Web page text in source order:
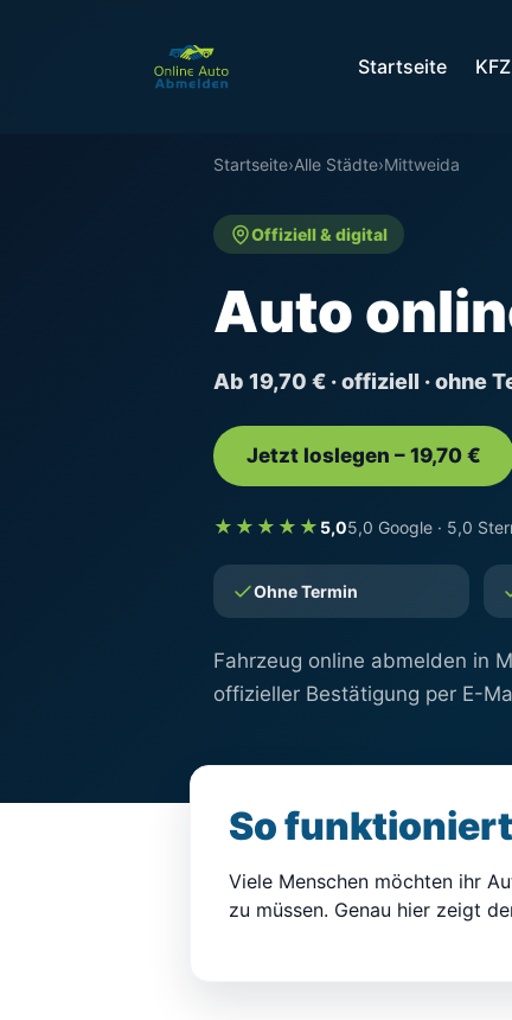
Startseite
Startseite›Alle Städte›Mittweida
Offiziell & digital
Auto
Ab 19,70 € · offiziell · ohne
Jetzt loslegen – 19,70 €
★★★★★ 5,05,0 Google · 5,0
Ohne Termin
Fahrzeug online abmelden in
offizieller Bestätigung per E-
So
Viele Menschen möchten ihr
zu müssen. Genau hier zeigt